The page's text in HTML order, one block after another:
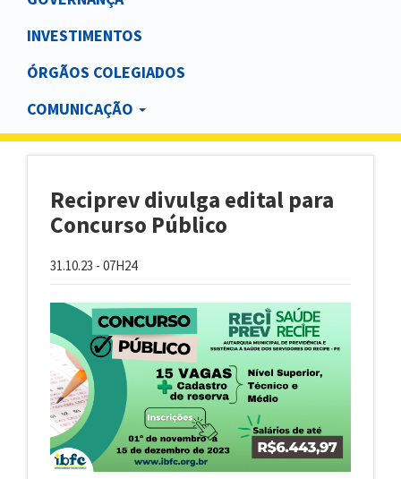
INVESTIMENTOS
ÓRGÃOS COLEGIADOS
COMUNICAÇÃO
Reciprev divulga edital para
Concurso Público
31.10.23 - 07H24